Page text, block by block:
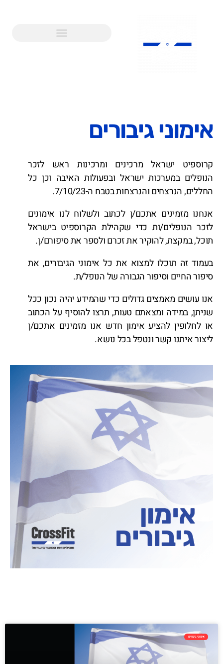
אימוני גיבורים
קרוספיט ישראל מרכינים ומרכינות ראש לזכר
הנופלים במערכות ישראל ובפעולות האיבה וכן כל
החללים, הנרצחים והנרצחות בטבח ה-7/10/23.
אנחנו מזמינים אתכם/ן לכתוב ולשלוח לנו אימונים
לזכר הנופלים/ות כדי שקהילת הקרוספיט בישראל
תוכל, במקצת, להוקיר את זכרם ולספר את סיפורם/ן.
בעמוד זה תוכלו למצוא את כל אימוני הגיבורים, את
סיפור החיים וסיפור הגבורה של הנופל/ת.
אנו עושים מאמצים גדולים כדי שהמידע יהיה נכון ככל
שניתן, במידה ומצאתם טעות, תרצו להוסיף על הכתוב
או לחלופין להציע אימון חדש אנו מזמינים אתכם/ן
ליצור איתנו קשר ונטפל בכל נושא.
אימוני גיבורים